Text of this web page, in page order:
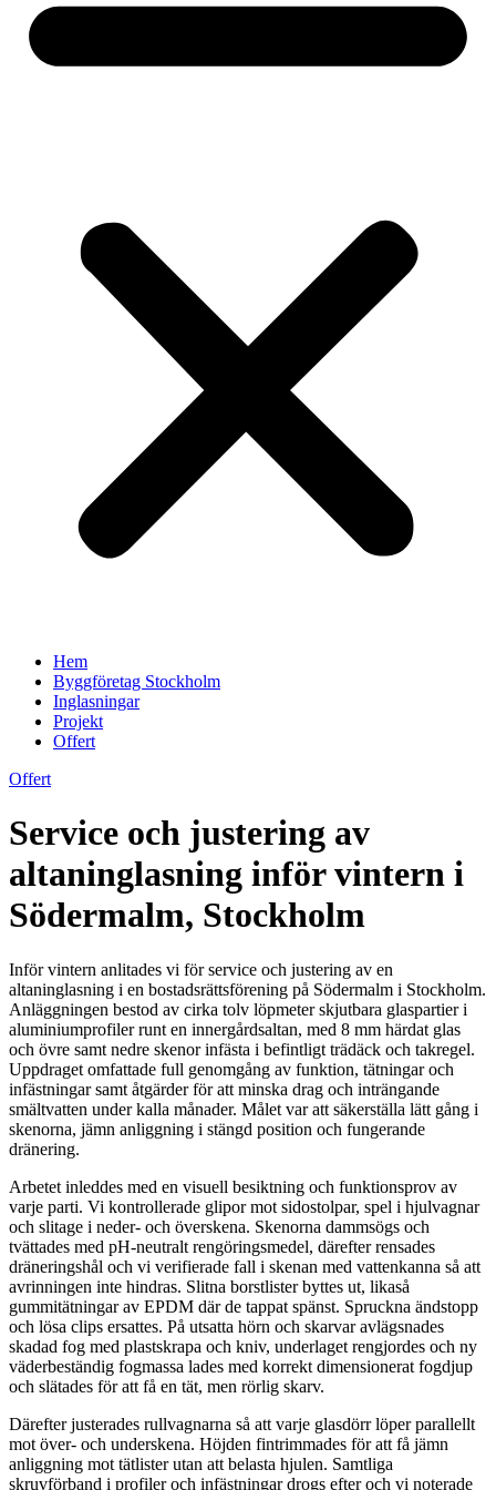
Hem
Byggföretag Stockholm
Inglasningar
Projekt
Offert
Offert
Service och justering av
altaninglasning inför vintern i
Södermalm, Stockholm
Inför vintern anlitades vi för service och justering av en
altaninglasning i en bostadsrättsförening på Södermalm i Stockholm.
Anläggningen bestod av cirka tolv löpmeter skjutbara glaspartier i
aluminiumprofiler runt en innergårdsaltan, med 8 mm härdat glas
och övre samt nedre skenor infästa i befintligt trädäck och takregel.
Uppdraget omfattade full genomgång av funktion, tätningar och
infästningar samt åtgärder för att minska drag och inträngande
smältvatten under kalla månader. Målet var att säkerställa lätt gång i
skenorna, jämn anliggning i stängd position och fungerande
dränering.
Arbetet inleddes med en visuell besiktning och funktionsprov av
varje parti. Vi kontrollerade glipor mot sidostolpar, spel i hjulvagnar
och slitage i neder- och överskena. Skenorna dammsögs och
tvättades med pH-neutralt rengöringsmedel, därefter rensades
dräneringshål och vi verifierade fall i skenan med vattenkanna så att
avrinningen inte hindras. Slitna borstlister byttes ut, likaså
gummitätningar av EPDM där de tappat spänst. Spruckna ändstopp
och lösa clips ersattes. På utsatta hörn och skarvar avlägsnades
skadad fog med plastskrapa och kniv, underlaget rengjordes och ny
väderbeständig fogmassa lades med korrekt dimensionerat fogdjup
och slätades för att få en tät, men rörlig skarv.
Därefter justerades rullvagnarna så att varje glasdörr löper parallellt
mot över- och underskena. Höjden fintrimmades för att få jämn
anliggning mot tätlister utan att belasta hjulen. Samtliga
skruvförband i profiler och infästningar drogs efter och vi noterade